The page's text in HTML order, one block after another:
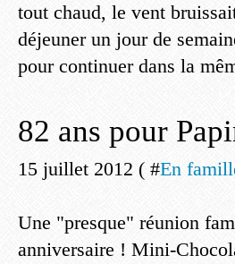
tout chaud, le vent
déjeuner un jour de
pour continuer dans la
82 ans pour
15 juillet 2012 ( #En
Une "presque" réunion
anniversaire ! Mini-